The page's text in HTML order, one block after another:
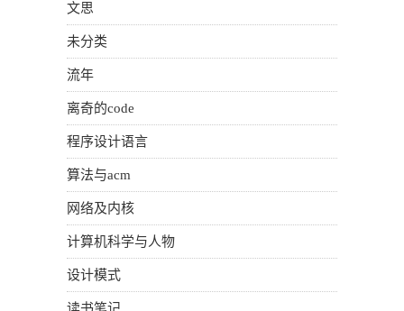
文思
未分类
流年
离奇的code
程序设计语言
算法与acm
网络及内核
计算机科学与人物
设计模式